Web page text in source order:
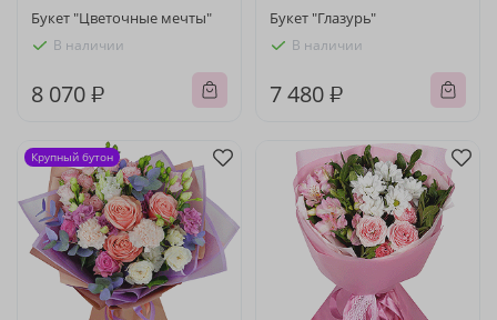
Букет "Цветочные мечты"
В наличии
8 070 ₽
Букет "Глазурь"
В наличии
7 480 ₽
Крупный бутон